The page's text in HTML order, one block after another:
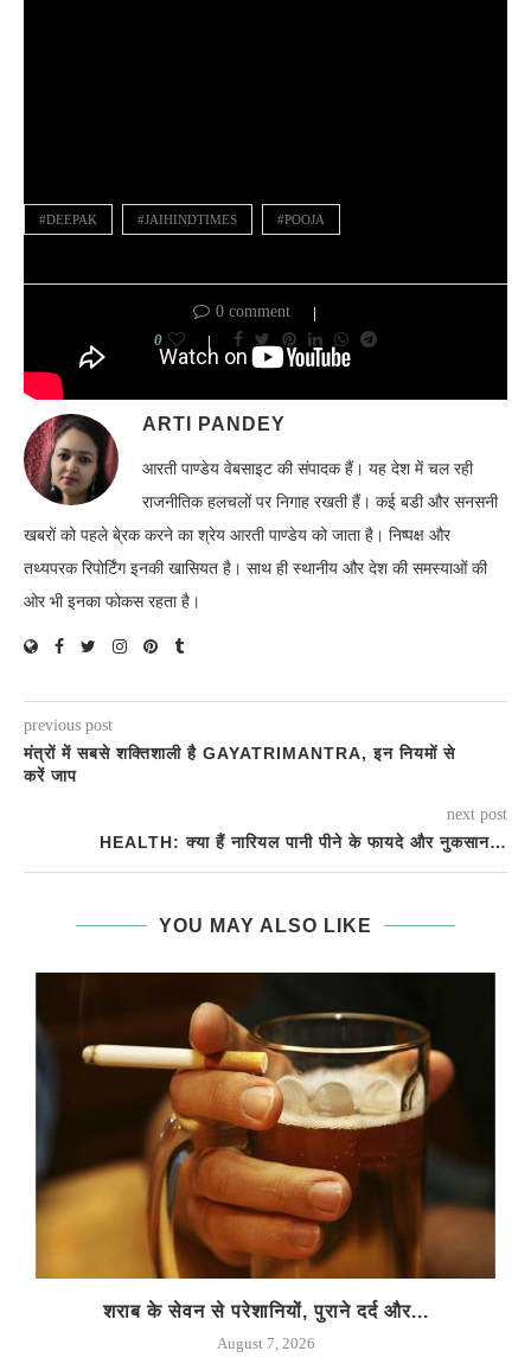
#DEEPAK #JAIHINDTIMES #POOJA
0 comment
0
ARTI PANDEY
आरती पाण्डेय वेबसाइट की संपादक हैं। यह देश में चल रही
राजनीतिक हलचलों पर निगाह रखती हैं। कई बडी और सनसनी
खबरों को पहले बे्रक करने का श्रेय आरती पाण्डेय को जाता है। निष्पक्ष और
तथ्यपरक रिपोर्टिंग इनकी खासियत है। साथ ही स्थानीय और देश की समस्याओं की
ओर भी इनका फोकस रहता है।
previous post
मंत्रों में सबसे शक्तिशाली है GAYATRIMANTRA, इन नियमों से
करें जाप
next post
HEALTH: क्या हैं नारियल पानी पीने के फायदे और नुकसान…
YOU MAY ALSO LIKE
शराब के सेवन से परेशानियों, पुराने दर्द और...
August 7, 2026